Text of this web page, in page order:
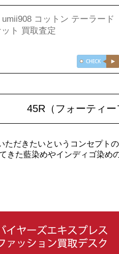
umii908 コットン テーラード
ト 買取査定
45R（フォーティ
ただきたいというコンセプト
きた藍染めやインディゴ染